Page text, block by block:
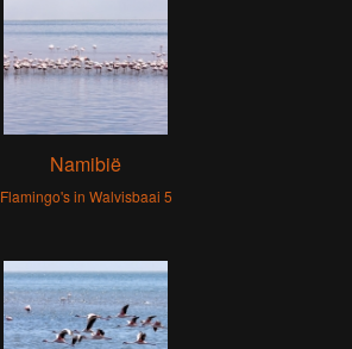
Namibië
Flamingo's in Walvisbaai 5